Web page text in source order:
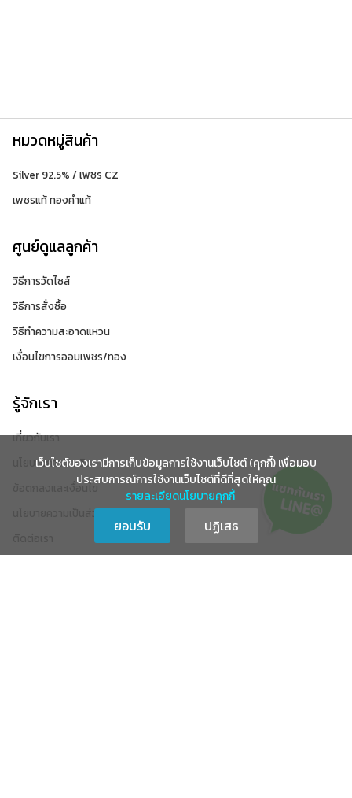
หมวดหมู่สินค้า
Silver 92.5% / เพชร CZ
เพชรแท้ ทองคำแท้
ศูนย์ดูแลลูกค้า
วิธีการวัดไซส์
วิธีการสั่งซื้อ
วิธีทำความสะอาดแหวน
เงื่อนไขการออมเพชร/ทอง
รู้จักเรา
เกี่ยวกับเรา
นโยบายการคืนเงิน
ข้อตกลงและเงื่อนไข
นโยบายความเป็นส่วนตัว
เว็บไซต์ของเรามีการเก็บข้อมูลการใช้งานเว็บไซต์ (คุกกี้) เพื่อมอบ
ประสบการณ์การใช้งานเว็บไซต์ที่ดีที่สุดให้คุณ
รายละเอียดนโยบายคุกกี้
ยอมรับ ปฏิเสธ